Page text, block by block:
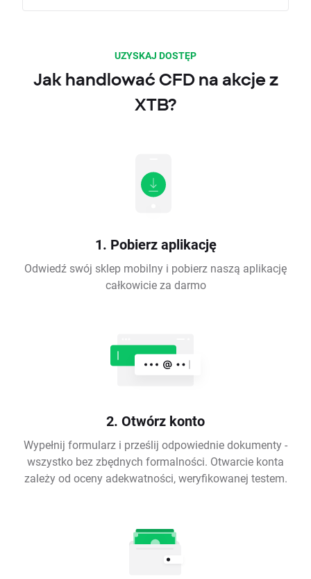
UZYSKAJ DOSTĘP
Jak handlować CFD na akcje z
XTB?
1. Pobierz aplikację
Odwiedź swój sklep mobilny i pobierz naszą aplikację
całkowicie za darmo
2. Otwórz konto
Wypełnij formularz i prześlij odpowiednie dokumenty -
wszystko bez zbędnych formalności. Otwarcie konta
zależy od oceny adekwatności, weryfikowanej testem.